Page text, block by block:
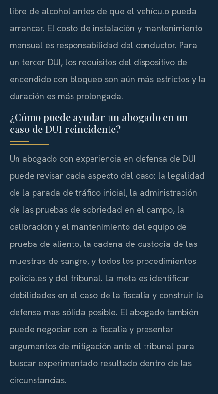
libre de alcohol antes de que el vehículo pueda
arrancar. El costo de instalación y mantenimiento
mensual es responsabilidad del conductor. Para
un tercer DUI, los requisitos del dispositivo de
encendido con bloqueo son aún más estrictos y la
duración es más prolongada.
¿Cómo puede ayudar un abogado en un
caso de DUI reincidente?
Un abogado con experiencia en defensa de DUI
puede revisar cada aspecto del caso: la legalidad
de la parada de tráfico inicial, la administración
de las pruebas de sobriedad en el campo, la
calibración y el mantenimiento del equipo de
prueba de aliento, la cadena de custodia de las
muestras de sangre, y todos los procedimientos
policiales y del tribunal. La meta es identificar
debilidades en el caso de la fiscalía y construir la
defensa más sólida posible. El abogado también
puede negociar con la fiscalía y presentar
argumentos de mitigación ante el tribunal para
buscar experimentado resultado dentro de las
circunstancias.